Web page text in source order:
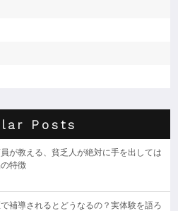
Posts
が教える、貧乏人が絶対に手を出しては
特徴
補導されるとどうなるの？実体験を語ろ